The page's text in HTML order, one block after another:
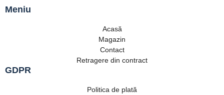
Meniu
Acasă
Magazin
Contact
Retragere din contract
GDPR
Politica de plată